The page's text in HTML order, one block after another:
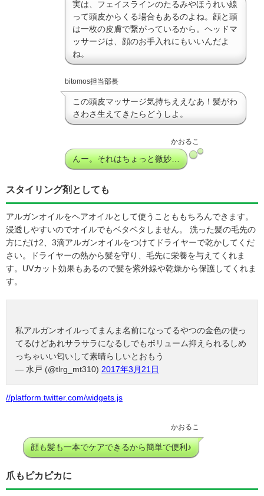
実は、フェイスラインのたるみやほうれい線
って頭皮からくる場合もあるのよね。顔と頭
は一枚の皮膚で繋がっているから。ヘッドマ
ッサージは、顔のお手入れにもいいんだよ
ね。
bitomos担当部長
この頭皮マッサージ気持ちええなあ！髪がわ
さわさ生えてきたらどうしよ。
かおるこ
んー。それはちょっと微妙…
スタイリング剤としても
アルガンオイルをヘアオイルとして使うことももちろんできます。
浸透しやすいのでオイルでもベタベタしません。 洗った髪の毛先の
方にだけ2、3滴アルガンオイルをつけてドライヤーで乾かしてくだ
さい。ドライヤーの熱から髪を守り、毛先に栄養を与えてくれま
す。UVカット効果もあるので髪を紫外線や乾燥から保護してくれま
す。
私アルガンオイルってまんま名前になってるやつの金色の使っ
てるけどあれサラサラになるしでもボリューム抑えられるしめ
っちゃいい匂いして素晴らしいとおもう
— 水戸 (@tlrg_mt310) 2017年3月21日
//platform.twitter.com/widgets.js
かおるこ
顔も髪も一本でケアできるから簡単で便利♪
爪もピカピカに